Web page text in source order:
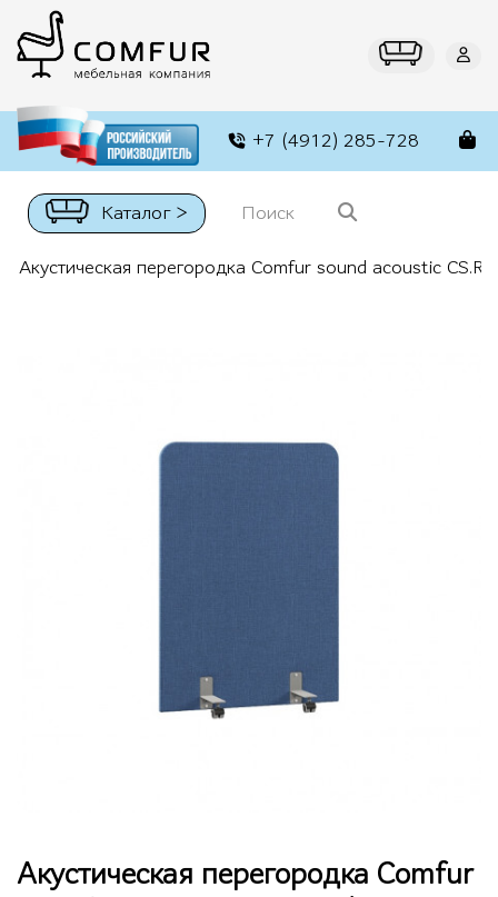
+7 (4912) 285-728
Каталог >
Акустическая перегородка Comfur sound acoustic
Акустическая перегородка Comfur